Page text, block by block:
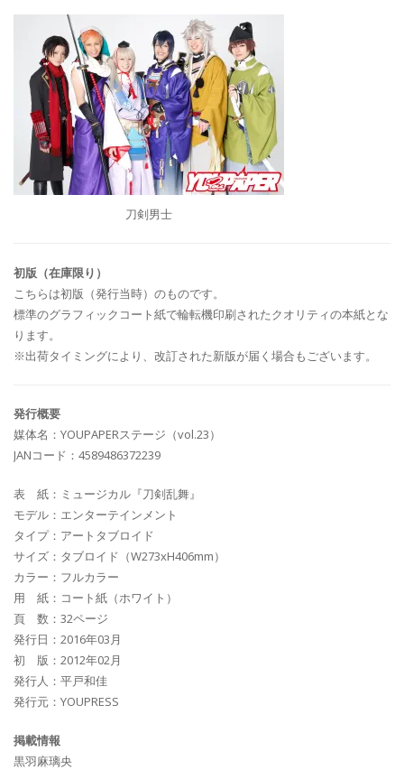
刀剣男士
初版（在庫限り）
こちらは初版（発行当時）のものです。
標準のグラフィックコート紙で輪転機印刷されたクオリティの本紙とな
ります。
※出荷タイミングにより、改訂された新版が届く場合もございます。
発行概要
媒体名：YOUPAPERステージ（vol.23）
JANコード：4589486372239
表 紙：ミュージカル『刀剣乱舞』
モデル：エンターテインメント
タイプ：アートタブロイド
サイズ：タブロイド（W273xH406mm）
カラー：フルカラー
用 紙：コート紙（ホワイト）
頁 数：32ページ
発行日：2016年03月
初 版：2012年02月
発行人：平戸和佳
発行元：YOUPRESS
掲載情報
黒羽麻璃央